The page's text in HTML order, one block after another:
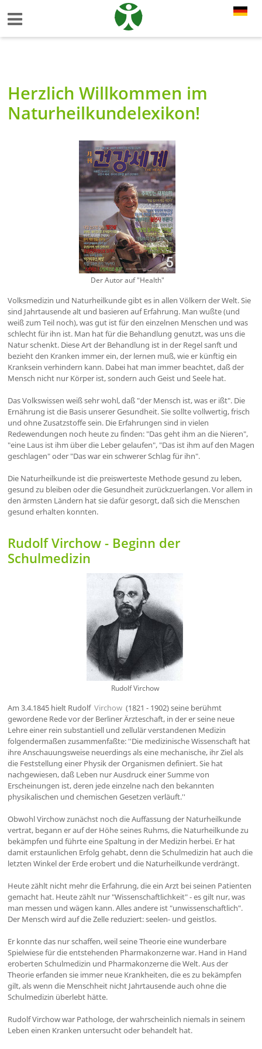
Herzlich Willkommen im
Naturheilkundelexikon!
Der Autor auf "Health"
Volksmedizin und Naturheilkunde gibt es in allen Völkern der Welt. Sie
sind Jahrtausende alt und basieren auf Erfahrung. Man wußte (und
weiß zum Teil noch), was gut ist für den einzelnen Menschen und was
schlecht für ihn ist. Man hat für die Behandlung genutzt, was uns die
Natur schenkt. Diese Art der Behandlung ist in der Regel sanft und
bezieht den Kranken immer ein, der lernen muß, wie er künftig ein
Kranksein verhindern kann. Dabei hat man immer beachtet, daß der
Mensch nicht nur Körper ist, sondern auch Geist und Seele hat.
Das Volkswissen weiß sehr wohl, daß "der Mensch ist, was er ißt". Die
Ernährung ist die Basis unserer Gesundheit. Sie sollte vollwertig, frisch
und ohne Zusatzstoffe sein. Die Erfahrungen sind in vielen
Redewendungen noch heute zu finden: "Das geht ihm an die Nieren",
"eine Laus ist ihm über die Leber gelaufen", "Das ist ihm auf den Magen
geschlagen" oder "Das war ein schwerer Schlag für ihn".
Die Naturheilkunde ist die preiswerteste Methode gesund zu leben,
gesund zu bleiben oder die Gesundheit zurückzuerlangen. Vor allem in
den ärmsten Ländern hat sie dafür gesorgt, daß sich die Menschen
gesund erhalten konnten.
Rudolf Virchow - Beginn der
Schulmedizin
Rudolf Virchow
Am 3.4.1845 hielt Rudolf Virchow (1821 - 1902) seine berühmt
gewordene Rede vor der Berliner Ärzteschaft, in der er seine neue
Lehre einer rein substantiell und zellulär verstandenen Medizin
folgendermaßen zusammenfaßte: ''Die medizinische Wissenschaft hat
ihre Anschauungsweise neuerdings als eine mechanische, ihr Ziel als
die Feststellung einer Physik der Organismen definiert. Sie hat
nachgewiesen, daß Leben nur Ausdruck einer Summe von
Erscheinungen ist, deren jede einzelne nach den bekannten
physikalischen und chemischen Gesetzen verläuft.''
Obwohl Virchow zunächst noch die Auffassung der Naturheilkunde
vertrat, begann er auf der Höhe seines Ruhms, die Naturheilkunde zu
bekämpfen und führte eine Spaltung in der Medizin herbei. Er hat
damit erstaunlichen Erfolg gehabt, denn die Schulmedizin hat auch die
letzten Winkel der Erde erobert und die Naturheilkunde verdrängt.
Heute zählt nicht mehr die Erfahrung, die ein Arzt bei seinen Patienten
gemacht hat. Heute zählt nur "Wissenschaftlichkeit" - es gilt nur, was
man messen und wägen kann. Alles andere ist "unwissenschaftlich".
Der Mensch wird auf die Zelle reduziert: seelen- und geistlos.
Er konnte das nur schaffen, weil seine Theorie eine wunderbare
Spielwiese für die entstehenden Pharmakonzerne war. Hand in Hand
eroberten Schulmedizin und Pharmakonzerne die Welt. Aus der
Theorie erfanden sie immer neue Krankheiten, die es zu bekämpfen
gilt, als wenn die Menschheit nicht Jahrtausende auch ohne die
Schulmedizin überlebt hätte.
Rudolf Virchow war Pathologe, der wahrscheinlich niemals in seinem
Leben einen Kranken untersucht oder behandelt hat.